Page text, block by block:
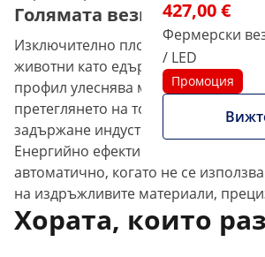
427,00 €
Фермерски
/ LED
Промоция
Голямата везна за
Изключително плоската, лесна за
животни като едър рогат добитък,
профил улеснява максимално
претеглянето на товара
задържане индустриалните везни
Енергийно ефективните
автоматично, когато не се
на издръжливите материали,
Хората, които